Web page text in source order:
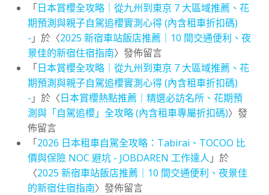
「日本賞櫻全攻略｜從九州到東京 7 大區域推薦、花
期預測與親子自駕追櫻實測心得 (內含租車折扣碼)
- 」於〈2025 新宿車站飯店推薦｜10 間交通便利、夜
景佳的新宿住宿指南〉發佈留言
「日本賞櫻全攻略｜從九州到東京 7 大區域推薦、花
期預測與親子自駕追櫻實測心得 (內含租車折扣碼)
- 」於〈日本賞櫻熱點推薦｜精選必訪名所、花期預
測與「自駕追櫻」全攻略 (內含租車專屬折扣碼)〉發
佈留言
「2026 日本租車自駕全攻略：Tabirai、TOCOO 比
價與保險 NOC 避坑 - JOBDAREN 工作達人 」於
〈2025 新宿車站飯店推薦｜10 間交通便利、夜景佳
的新宿住宿指南〉發佈留言